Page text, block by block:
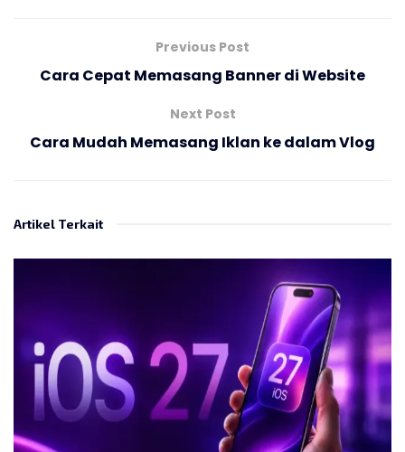
Previous Post
Cara Cepat Memasang Banner di Website
Next Post
Cara Mudah Memasang Iklan ke dalam Vlog
Artikel Terkait